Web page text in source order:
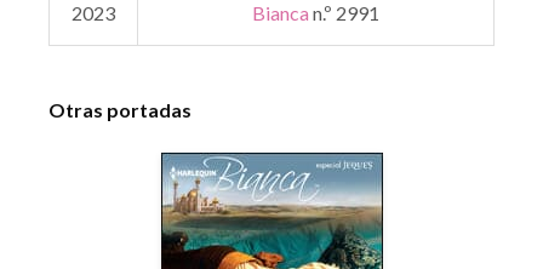
2023 Bianca n.º 2991
Otras portadas